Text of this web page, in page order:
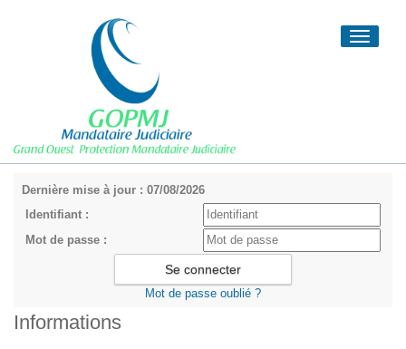
Toggle
Dernière mise à jour : 07/08/2026
Identifiant :
Mot de passe :
Mot de passe oublié ?
Informations